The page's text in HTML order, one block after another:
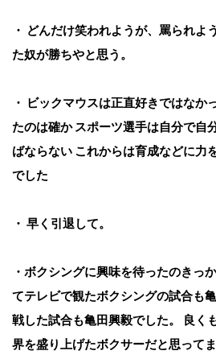
・ どんだけ笑われようが、罵られよ
た奴が勝ちやと思う。
・ ビックマウスは正直好きではなか
たのは確か スポーツ選手は自分で自
ばならない これからは育成などに力
でした
・ 早く引退して。
・ボクシングに興味を待ったのきっ
てテレビで観たボクシングの試合も
戦した試合も亀田興毅でした。 良く
界を盛り上げたボクサーだと思って